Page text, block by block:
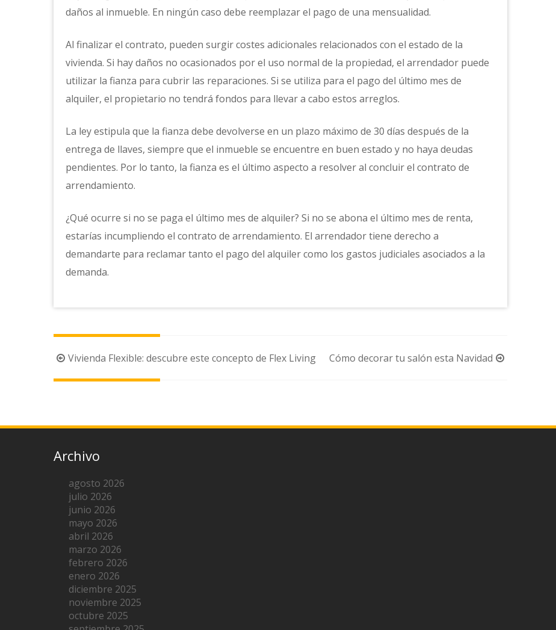
daños al inmueble. En ningún caso debe reemplazar el pago de una mensualidad.
Al finalizar el contrato, pueden surgir costes adicionales relacionados con el estado de la
vivienda. Si hay daños no ocasionados por el uso normal de la propiedad, el arrendador puede
utilizar la fianza para cubrir las reparaciones. Si se utiliza para el pago del último mes de
alquiler, el propietario no tendrá fondos para llevar a cabo estos arreglos.
La ley estipula que la fianza debe devolverse en un plazo máximo de 30 días después de la
entrega de llaves, siempre que el inmueble se encuentre en buen estado y no haya deudas
pendientes. Por lo tanto, la fianza es el último aspecto a resolver al concluir el contrato de
arrendamiento.
¿Qué ocurre si no se paga el último mes de alquiler? Si no se abona el último mes de renta,
estarías incumpliendo el contrato de arrendamiento. El arrendador tiene derecho a
demandarte para reclamar tanto el pago del alquiler como los gastos judiciales asociados a la
demanda.
Navegación
de
Vivienda Flexible: descubre este concepto de Flex Living Cómo decorar tu salón esta Navidad
Archivo
agosto 2026
julio 2026
junio 2026
mayo 2026
abril 2026
marzo 2026
febrero 2026
enero 2026
diciembre 2025
noviembre 2025
octubre 2025